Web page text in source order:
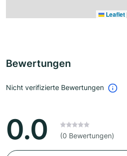
Leaflet
Bewertungen
Nicht verifizierte Bewertungen
0.0 (0 Bewertungen)